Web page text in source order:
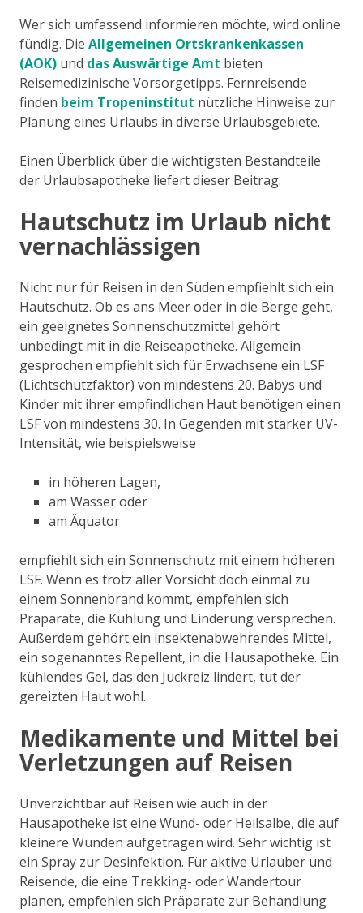
Wer sich umfassend informieren möchte, wird online
fündig. Die Allgemeinen Ortskrankenkassen
(AOK) und das Auswärtige Amt bieten
Reisemedizinische Vorsorgetipps. Fernreisende
finden beim Tropeninstitut nützliche Hinweise zur
Planung eines Urlaubs in diverse Urlaubsgebiete.
Einen Überblick über die wichtigsten Bestandteile
der Urlaubsapotheke liefert dieser Beitrag.
Hautschutz im Urlaub nicht
vernachlässigen
Nicht nur für Reisen in den Süden empfiehlt sich ein
Hautschutz. Ob es ans Meer oder in die Berge geht,
ein geeignetes Sonnenschutzmittel gehört
unbedingt mit in die Reiseapotheke. Allgemein
gesprochen empfiehlt sich für Erwachsene ein LSF
(Lichtschutzfaktor) von mindestens 20. Babys und
Kinder mit ihrer empfindlichen Haut benötigen einen
LSF von mindestens 30. In Gegenden mit starker UV-
Intensität, wie beispielsweise
in höheren Lagen,
am Wasser oder
am Äquator
empfiehlt sich ein Sonnenschutz mit einem höheren
LSF. Wenn es trotz aller Vorsicht doch einmal zu
einem Sonnenbrand kommt, empfehlen sich
Präparate, die Kühlung und Linderung versprechen.
Außerdem gehört ein insektenabwehrendes Mittel,
ein sogenanntes Repellent, in die Hausapotheke. Ein
kühlendes Gel, das den Juckreiz lindert, tut der
gereizten Haut wohl.
Medikamente und Mittel bei
Verletzungen auf Reisen
Unverzichtbar auf Reisen wie auch in der
Hausapotheke ist eine Wund- oder Heilsalbe, die auf
kleinere Wunden aufgetragen wird. Sehr wichtig ist
ein Spray zur Desinfektion. Für aktive Urlauber und
Reisende, die eine Trekking- oder Wandertour
planen, empfehlen sich Präparate zur Behandlung